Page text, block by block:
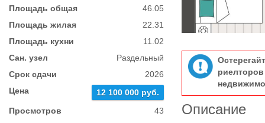
Площадь общая
46.05
Площадь жилая
22.31
Площадь кухни
11.02
Сан. узел
Раздельный
Срок сдачи
2026
Цена
12 100 000 руб.
Просмотров
43
Описание